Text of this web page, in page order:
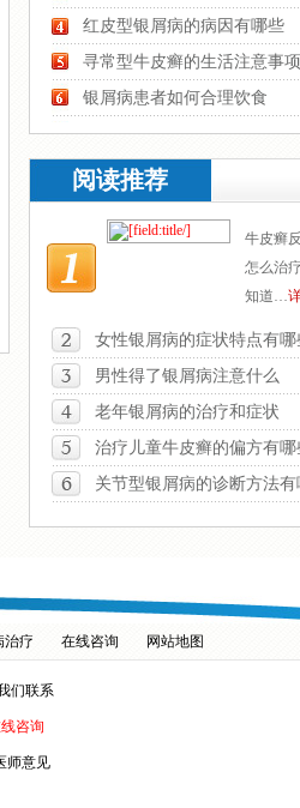
红皮型银屑病的病因有哪些
寻常型牛皮癣的生活注意事项
银屑病患者如何合理饮食
阅读推荐
牛皮癣
怎么治
知道…
女性银屑病的症状特点有哪
男性得了银屑病注意什么
老年银屑病的治疗和症状
治疗儿童牛皮癣的偏方有哪
关节型银屑病的诊断方法有
治疗 在线咨询 网站地图
们联系
咨询
师意见